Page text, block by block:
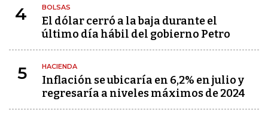
4 BOLSAS
El dólar cerró a la baja durante el
último día hábil del gobierno Petro
5 HACIENDA
Inflación se ubicaría en 6,2% en julio y
regresaría a niveles máximos de 2024